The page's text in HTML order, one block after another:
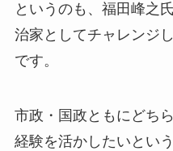
というのも、福田峰之
治家としてチャレンジ
です。
市政・国政ともにどち
経験を活かしたいとい